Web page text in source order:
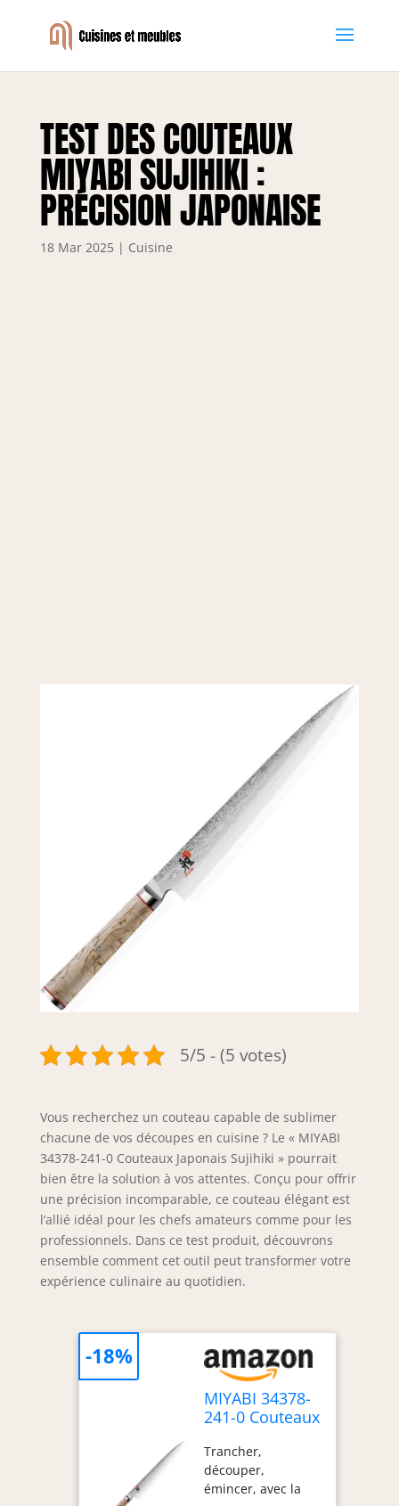
TEST DES COUTEAUX
MIYABI SUJIHIKI :
PRÉCISION JAPONAISE
18 Mar 2025 | Cuisine
5/5 - (5 votes)
Vous recherchez un couteau capable de sublimer
chacune de vos découpes en cuisine ? Le « MIYABI
34378-241-0 Couteaux Japonais Sujihiki » pourrait
bien être la solution à vos attentes. Conçu pour offrir
une précision incomparable, ce couteau élégant est
l’allié idéal pour les chefs amateurs comme pour les
professionnels. Dans ce test produit, découvrons
ensemble comment cet outil peut transformer votre
expérience culinaire au quotidien.
MIYABI 34378-
241-0 Couteaux
Sujihiki
Trancher,
découper,
émincer, avec la
-18%